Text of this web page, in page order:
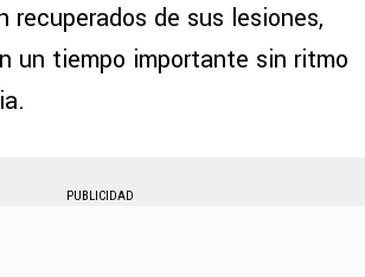
recuperados de sus lesiones,
un tiempo importante sin ritmo
PUBLICIDAD